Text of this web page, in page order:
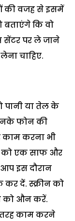
की वजह से इसमें
कि वो
सेंटर पर ले जाने
चाहिए.
पानी या तेल के
फोन की
काम करना भी
को एक साफ और
इस दौरान
दें. स्क्रीन को
को औन करें.
काम करने